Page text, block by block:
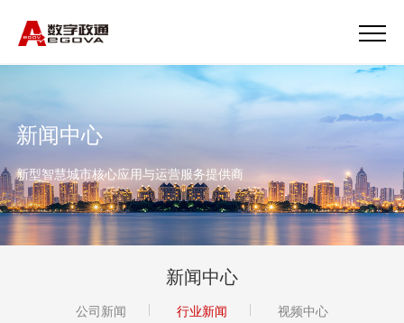
新闻中心
新型智慧城市核心应用与运营服务提供商
新闻中心
公司新闻 行业新闻 视频中心